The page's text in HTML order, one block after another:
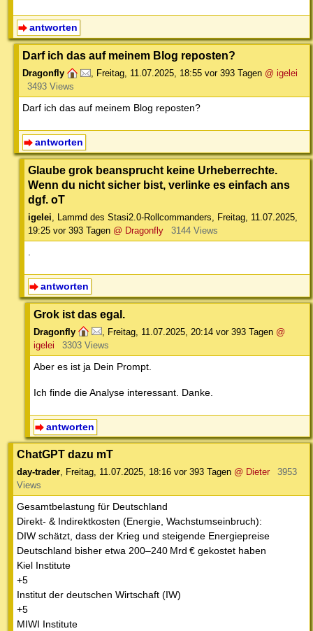
antworten
Darf ich das auf meinem Blog reposten?
Dragonfly , Freitag, 11.07.2025, 18:55 vor 393 Tagen @ igelei
3493 Views
Darf ich das auf meinem Blog reposten?
antworten
Glaube grok beansprucht keine Urheberrechte.
Wenn du nicht sicher bist, verlinke es einfach ans
dgf. oT
igelei Lammd des Stasi2.0-Rollcommanders
Freitag, 11.07.2025,
19:25 vor 393 Tagen @ Dragonfly 3144 Views
antworten
Grok ist das egal.
Dragonfly Freitag, 11.07.2025, 20:14 vor 393 Tagen @
igelei
3303 Views
Aber es ist ja Dein Prompt.
Ich finde die Analyse interessant. Danke.
antworten
ChatGPT dazu mT
day-trader, Freitag, 11.07.2025, 18:16 vor 393 Tagen @ Dieter
3953
Views
Gesamtbelastung für Deutschland
Direkt- & Indirektkosten (Energie, Wachstumseinbruch):
DIW schätzt, dass der Krieg und steigende Energiepreise
Deutschland bisher etwa 200–240 Mrd € gekostet haben
Kiel Institute
+5
Institut der deutschen Wirtschaft (IW)
+5
MIWI Institute